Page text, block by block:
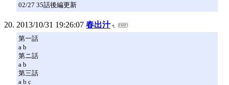
02/27 35話後編更新
2013/10/31 19:26:07 春出汁
第一話
a b
第ニ話
a b
第三話
a b c